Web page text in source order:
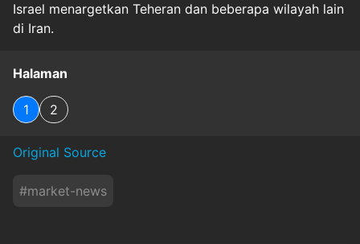
Israel menargetkan Teheran dan beberapa wilayah lain
di Iran.
Halaman
1 2
Original Source
#market-news